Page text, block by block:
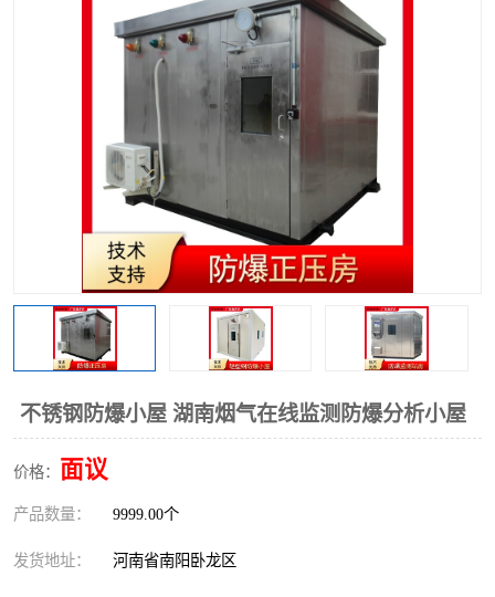
不锈钢防爆小屋 湖南烟气在线监测防爆分析小屋
价格： 面议
产品数量： 9999.00个
发货地址： 河南省南阳卧龙区